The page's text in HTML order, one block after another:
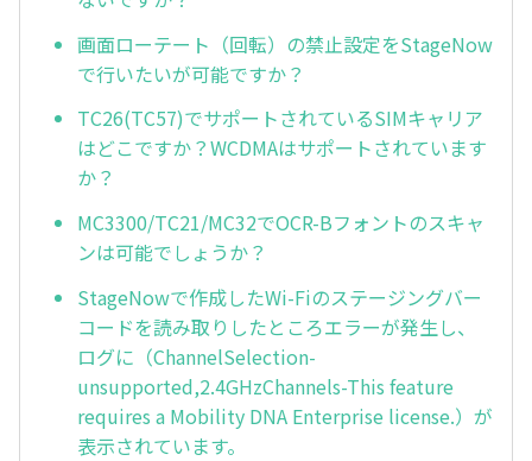
画面ローテート（回転）の禁止設定をStageNow
で行いたいが可能ですか？
TC26(TC57)でサポートされているSIMキャリア
はどこですか？WCDMAはサポートされています
か？
MC3300/TC21/MC32でOCR-Bフォントのスキャ
ンは可能でしょうか？
StageNowで作成したWi-Fiのステージングバー
コードを読み取りしたところエラーが発生し、
ログに（ChannelSelection-
unsupported,2.4GHzChannels-This feature
requires a Mobility DNA Enterprise license.）が
表示されています。